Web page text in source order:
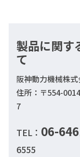
製品に関す
て
阪神動力機械株
住所：〒554-
7
TEL： 06-
6555